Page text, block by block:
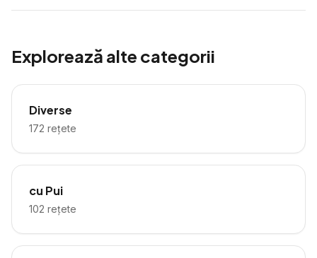
Explorează alte categorii
Diverse
172 rețete
cu Pui
102 rețete